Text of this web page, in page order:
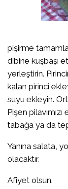
pişirme
dibine kuşbaşı
yerleştirin.
kalan pirinci
suyu ekleyin.
Pişen
tabağa ya da
Yanına salata,
olacaktır.
Afiyet olsun.